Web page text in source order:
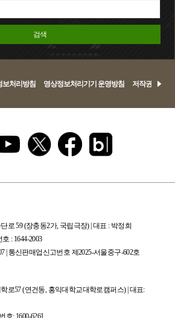
검색
보처리방침 영상정보처리기기 운영방침 저작권정책
로 59 (장충동2가, 국립극장) | 대표 : 박정희
: 1644-2003
| 통신판매업신고번호 제2025-서울중구-602호
로57 (연건동, 홍익대학교대학로캠퍼스) | 대표:
호: 1600-6261